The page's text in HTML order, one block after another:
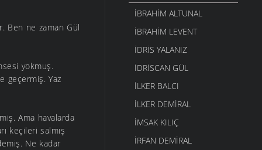
Ben ne zaman Gül
yokmuş.
geçermiş. Yaz
Ama havalarda
keçileri salmış
Ne kadar
İBRAHIM ALTUNAL
İBRAHIM LEVENT
İDRIS YALANIZ
IDRISCAN GÜL
İLKER BALCI
İLKER DEMIRAL
İMSAK KILIÇ
İRFAN DEMIRAL